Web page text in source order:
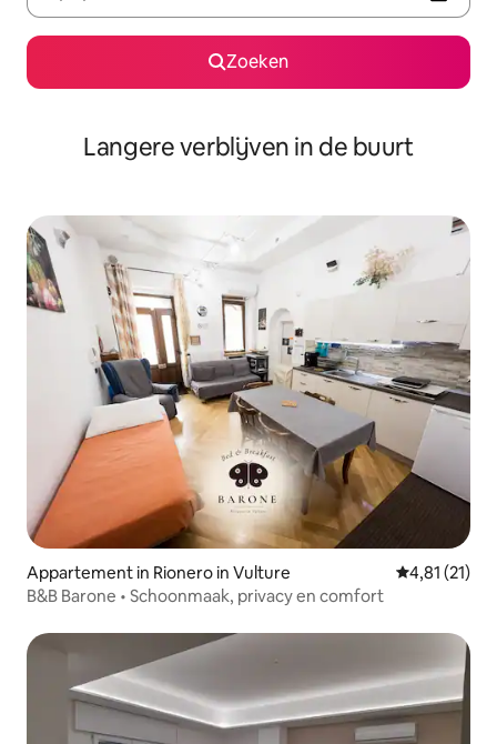
Zoeken
Langere verblijven in de buurt
Appartement in Rionero in Vulture Gemiddelde
4,81 (21)
B&B Barone • Schoonmaak, privacy en comfort